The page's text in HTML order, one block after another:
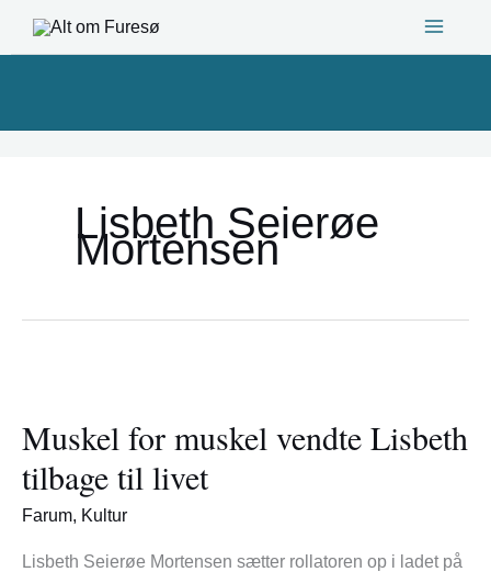
Lisbeth Seierøe
Mortensen
Muskel for muskel vendte Lisbeth
tilbage til livet
Farum, Kultur
Lisbeth Seierøe Mortensen sætter rollatoren op i ladet på
muskel
vendte
Lisbeth
tilbage
livet